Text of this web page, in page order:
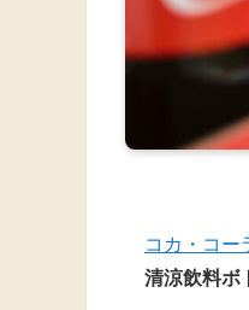
コカ・コー
清涼飲料ボ